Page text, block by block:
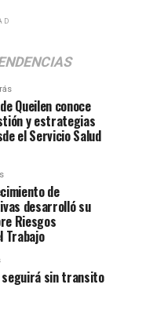
Queilen conoce
y estrategias
el Servicio Salud
de
desarrolló su
Riesgos
Trabajo
seguirá sin transito